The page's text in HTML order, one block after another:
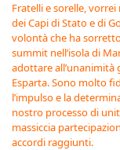
Fratelli e sorelle,
dei Capi di Stato e di
volontà che ha
summit nell’isola di
adottare all’unanimità
Esparta. Sono molto
l’impulso e la
nostro processo di
massiccia
accordi raggiunti.